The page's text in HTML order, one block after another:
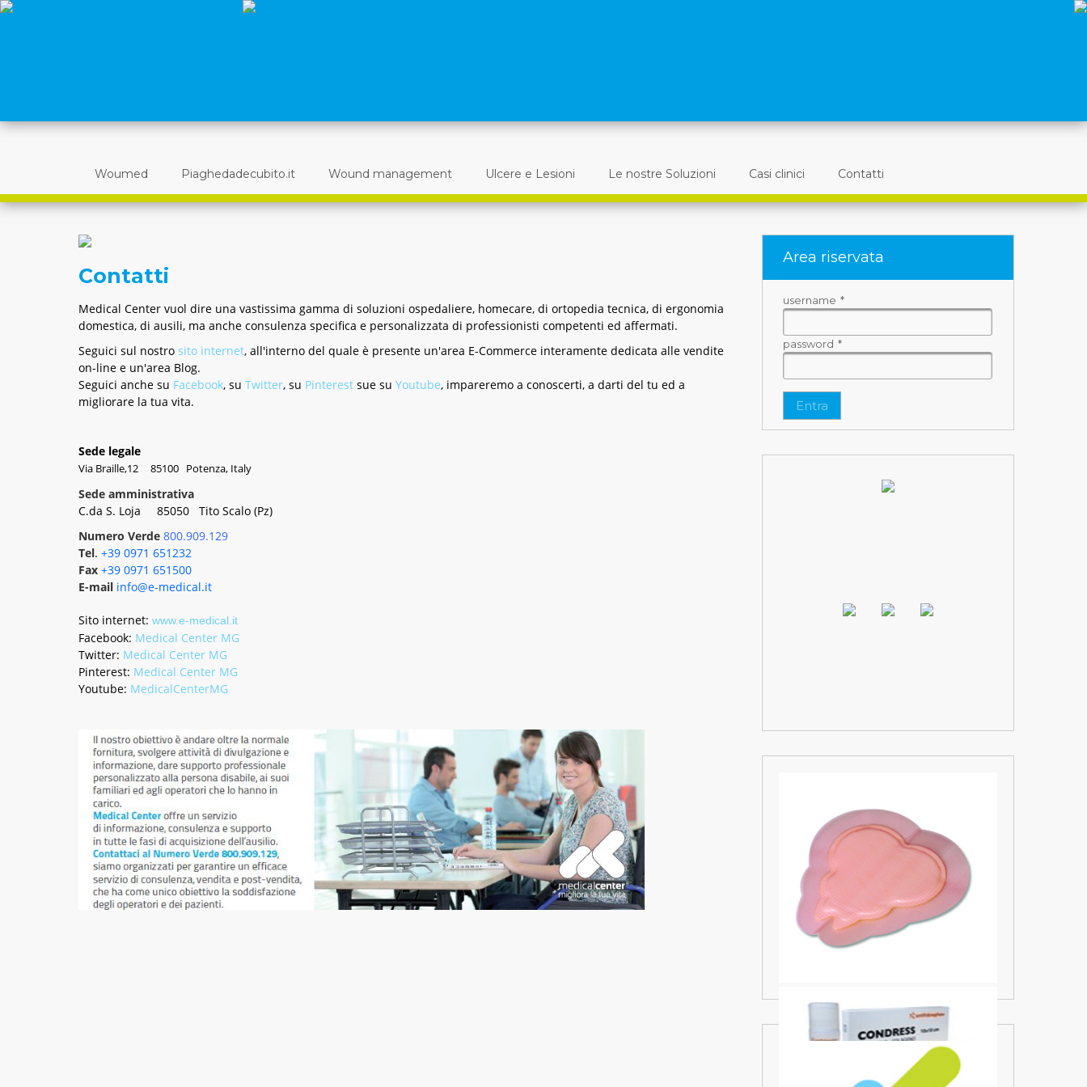
Woumed Piaghedadecubito.it Wound management Ulcere e Lesioni Le nostre Soluzioni Casi clinici Contatti
Area riservata
username *
password *
Entra
Contatti
Medical Center vuol dire una vastissima gamma di soluzioni ospedaliere, homecare, di ortopedia tecnica, di ergonomia
domestica, di ausili, ma anche consulenza specifica e personalizzata di professionisti competenti ed affermati.
Seguici sul nostro sito internet, all'interno del quale è presente un'area E-Commerce interamente dedicata alle vendite
on-line e un'area Blog.
Seguici anche su Facebook, su Twitter, su Pinterest sue su Youtube, impareremo a conoscerti, a darti del tu ed a
migliorare la tua vita.
Sede legale
Via Braille,12 85100 Potenza, Italy
Sede amministrativa
C.da S. Loja 85050 Tito Scalo (Pz)
Numero Verde 800.909.129
Tel. +39 0971 651232
Fax +39 0971 651500
E-mail info@e-medical.it
Sito internet: www.e-medical.it
Facebook: Medical Center MG
Twitter: Medical Center MG
Pinterest: Medical Center MG
Youtube: MedicalCenterMG